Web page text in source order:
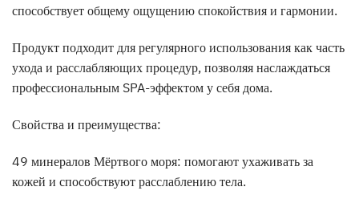
способствует общему ощущению спокойствия и гармонии.
Продукт подходит для регулярного использования как часть
ухода и расслабляющих процедур, позволяя наслаждаться
профессиональным SPA-эффектом у себя дома.
Свойства и преимущества:
49 минералов Мёртвого моря: помогают ухаживать за
кожей и способствуют расслаблению тела.